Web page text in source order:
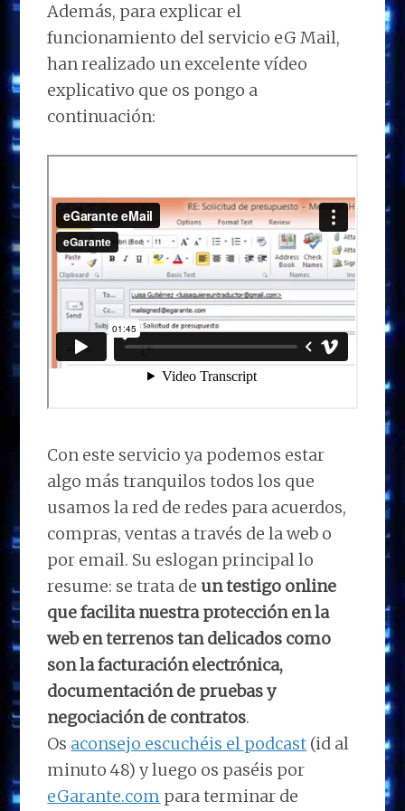
Además, para explicar el
funcionamiento del servicio eG Mail,
han realizado un excelente vídeo
explicativo que os pongo a
continuación:
Con este servicio ya podemos estar
algo más tranquilos todos los que
usamos la red de redes para acuerdos,
compras, ventas a través de la web o
por email. Su eslogan principal lo
resume: se trata de un testigo online
que facilita nuestra protección en la
web en terrenos tan delicados como
son la facturación electrónica,
documentación de pruebas y
negociación de contratos.
Os aconsejo escuchéis el podcast (id al
minuto 48) y luego os paséis por
eGarante.com para terminar de